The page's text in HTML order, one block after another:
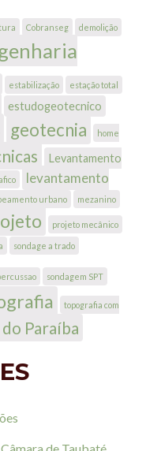
Cobranseg demolição
estabilização estação total
estudogeotecnico
geotecnia home
Levantamento
levantamento
urbano mezanino
projeto mecânico
sondage a trado
sondagem SPT
topografia com
Paraíba